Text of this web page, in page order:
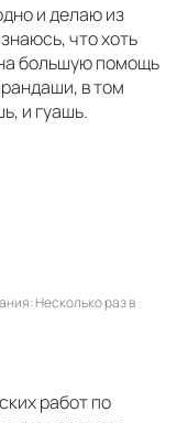
и делаю из
что хоть
большую помощь
в том
и гуашь.
Несколько раз в
работ по